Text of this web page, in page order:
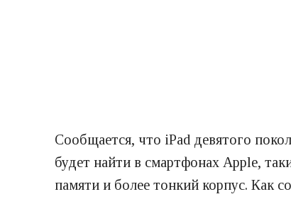
Сообщается, что iPad девятого
будет найти в смартфонах Apple,
памяти и более тонкий корпус. Как